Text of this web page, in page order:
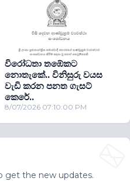
විරෝධතා තඹේකට
නොතැකේ.. විනිසුරු වයස
වැඩි කරන පනත ගැසට්
කෙරේ..
8/07/2026 07:10:00 PM
get the new updates.